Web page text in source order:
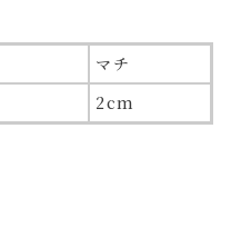
マチ
2cm